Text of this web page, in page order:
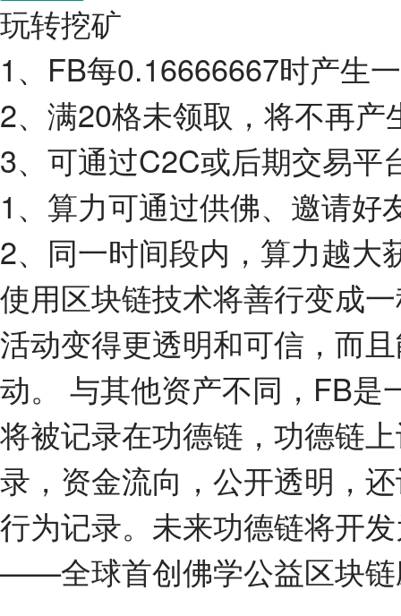
玩转挖矿
1、FB每0.16666667时产生
2、满20格未领取，将不再
3、可通过C2C或后期交易平
1、算力可通过供佛、邀请好
2、同一时间段内，算力越大
使用区块链技术将善行变成
活动变得更透明和可信，而
动。 与其他资产不同，FB是
将被记录在功德链，功德链
录，资金流向，公开透明，
行为记录。未来功德链将开
——全球首创佛学公益区块